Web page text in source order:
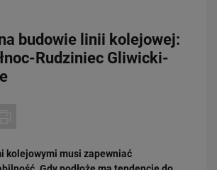
budowie linii kolejowej:
Rudziniec Gliwicki-
kolejowymi musi zapewniać